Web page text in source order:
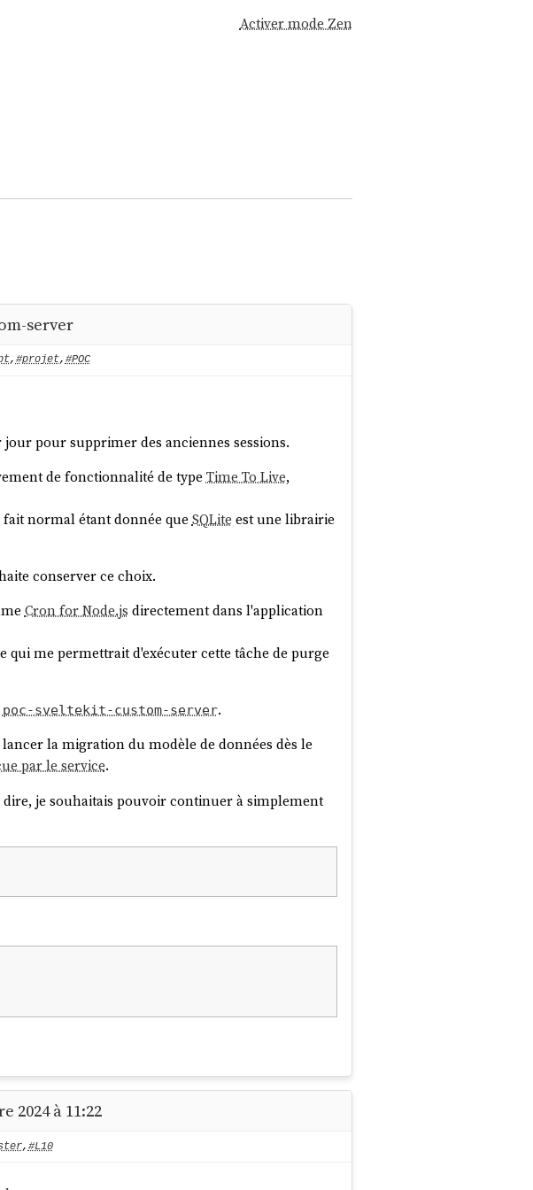
Activer mode Zen
server
,#projet, #POC
pour supprimer des anciennes sessions.
de fonctionnalité de type Time To Live,
normal étant donnée que SQLite est une librairie
conserver ce choix.
Cron for Node.js directement dans l'application
qui me permettrait d'exécuter cette tâche de purge
poc-sveltekit-custom-server.
la migration du modèle de données dès le
par le service.
dire, je souhaitais pouvoir continuer à simplement
développeur (DX)
2024 à 11:22
, #L10